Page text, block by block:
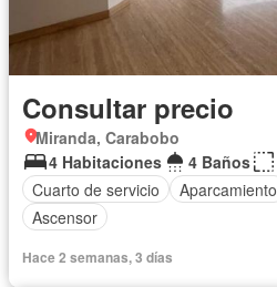
Consultar precio
Miranda, Carabobo
4 Habitaciones
4 Baños
Cuarto de servicio
Aparcamiento
Ascensor
Hace 2 semanas, 3 días